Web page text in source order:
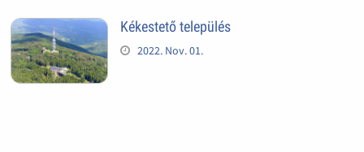
Kékestető település
2022. Nov. 01.